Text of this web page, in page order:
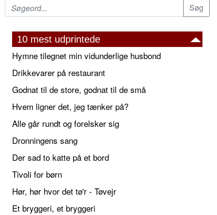
10 mest udprintede
Hymne tilegnet min vidunderlige husbond
Drikkevarer på restaurant
Godnat til de store, godnat til de små
Hvem ligner det, jeg tænker på?
Alle går rundt og forelsker sig
Dronningens sang
Der sad to katte på et bord
Tivoli for børn
Hør, hør hvor det tø'r - Tøvejr
Et bryggeri, et bryggeri